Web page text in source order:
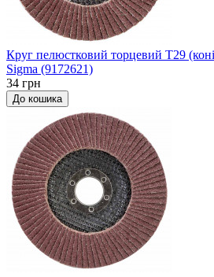
Круг пелюстковий торцевий Т29
Sigma (9172621)
34 грн
До кошика